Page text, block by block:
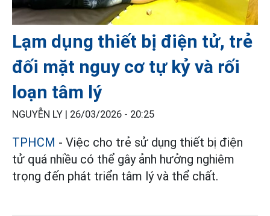
Lạm dụng thiết bị điện tử, trẻ
đối mặt nguy cơ tự kỷ và rối
loạn tâm lý
NGUYỄN LY | 26/03/2026 - 20:25
TPHCM - Việc cho trẻ sử dụng thiết bị điện
tử quá nhiều có thể gây ảnh hưởng nghiêm
trọng đến phát triển tâm lý và thể chất.